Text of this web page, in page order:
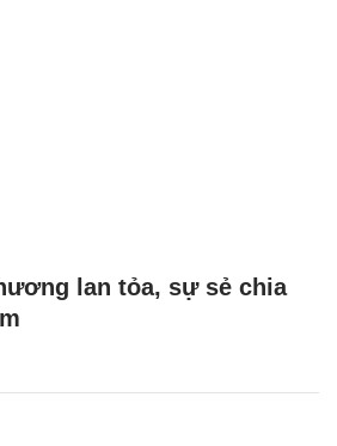
lan tỏa, sự sẻ chia